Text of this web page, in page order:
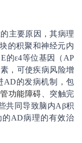
的主要原因，其病理
的积聚和神经元内
的ε4等位基因（AP
，可使疾病风险增
AD的发病机制，包
功能障碍 、突触完
共同导致脑内Aβ积
的AD病理的有效治